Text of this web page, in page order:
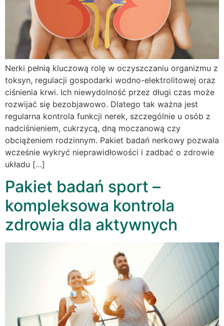
Nerki pełnią kluczową rolę w oczyszczaniu organizmu z
toksyn, regulacji gospodarki wodno-elektrolitowej oraz
ciśnienia krwi. Ich niewydolność przez długi czas może
rozwijać się bezobjawowo. Dlatego tak ważna jest
regularna kontrola funkcji nerek, szczególnie u osób z
nadciśnieniem, cukrzycą, dną moczanową czy
obciążeniem rodzinnym. Pakiet badań nerkowy pozwala
wcześnie wykryć nieprawidłowości i zadbać o zdrowie
układu […]
Pakiet badań sport –
kompleksowa kontrola
zdrowia dla aktywnych